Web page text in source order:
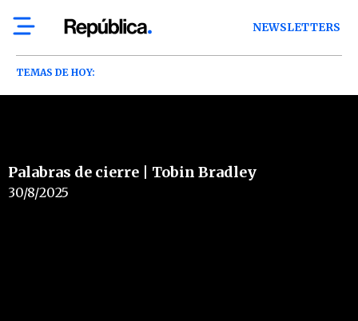
NEWSLETTERS
TEMAS DE HOY:
Palabras de cierre | Tobin Bradley
30/8/2025